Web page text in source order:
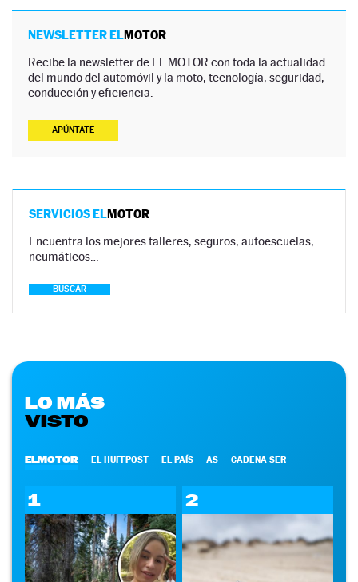
NEWSLETTER ELMOTOR
Recibe la newsletter de EL MOTOR con toda la actualidad
del mundo del automóvil y la moto, tecnología, seguridad,
conducción y eficiencia.
APÚNTATE
SERVICIOS ELMOTOR
Encuentra los mejores talleres, seguros, autoescuelas,
neumáticos…
BUSCAR
LO MÁS
VISTO
ELMOTOR EL HUFFPOST EL PAÍS AS CADENA SER
1 2